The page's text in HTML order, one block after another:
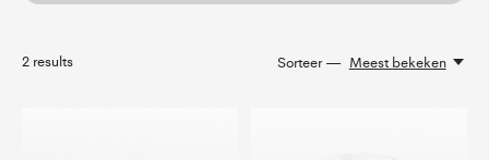
2 results Sorteer — Meest bekeken